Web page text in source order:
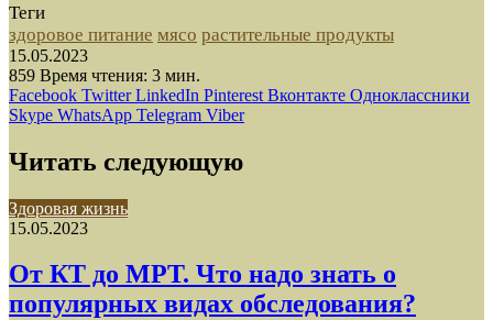
Теги
здоровое питание мясо растительные продукты
15.05.2023
859 Время чтения: 3 мин.
Facebook Twitter LinkedIn Pinterest Вконтакте Одноклассники
Skype WhatsApp Telegram Viber
Читать следующую
Здоровая жизнь
15.05.2023
От КТ до МРТ. Что надо знать о
популярных видах обследования?